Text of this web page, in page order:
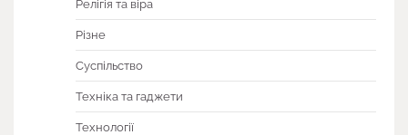
Релігія та віра
Різне
Суспільство
Техніка та гаджети
Технології